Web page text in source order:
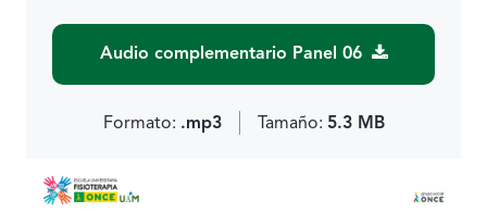
Audio complementario Panel 06
Formato: .mp3 Tamaño: 5.3 MB